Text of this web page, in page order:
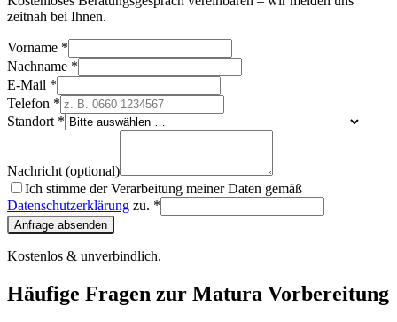
zeitnah bei Ihnen.
Vorname *
Nachname *
E-Mail *
Telefon *
Standort *
Nachricht (optional)
Ich stimme der Verarbeitung meiner Daten gemäß
Datenschutzerklärung zu. *
Anfrage absenden
Kostenlos & unverbindlich.
Häufige Fragen zur Matura Vorbereitung